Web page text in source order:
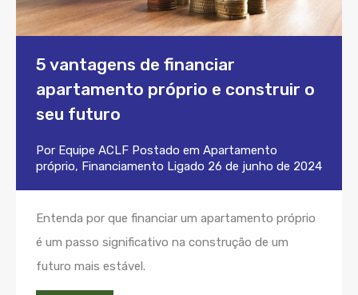
5 vantagens de financiar
apartamento próprio e construir o
seu futuro
Por Equipe ACLF Postado em Apartamento
próprio, Financiamento Ligado 26 de junho de 2024
Entenda por que financiar um apartamento próprio
é um passo significativo na construção de um
futuro mais estável.